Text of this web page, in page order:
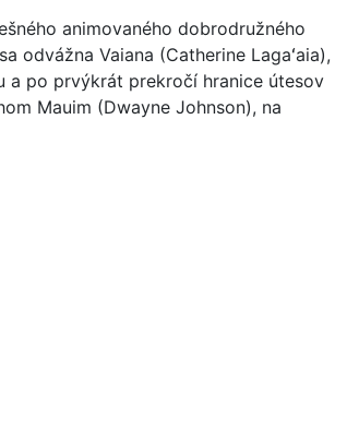
animovaného dobrodružného
odvážna Vaiana (Catherine Lagaʻaia),
a po prvýkrát prekročí hranice útesov
Mauim (Dwayne Johnson), na